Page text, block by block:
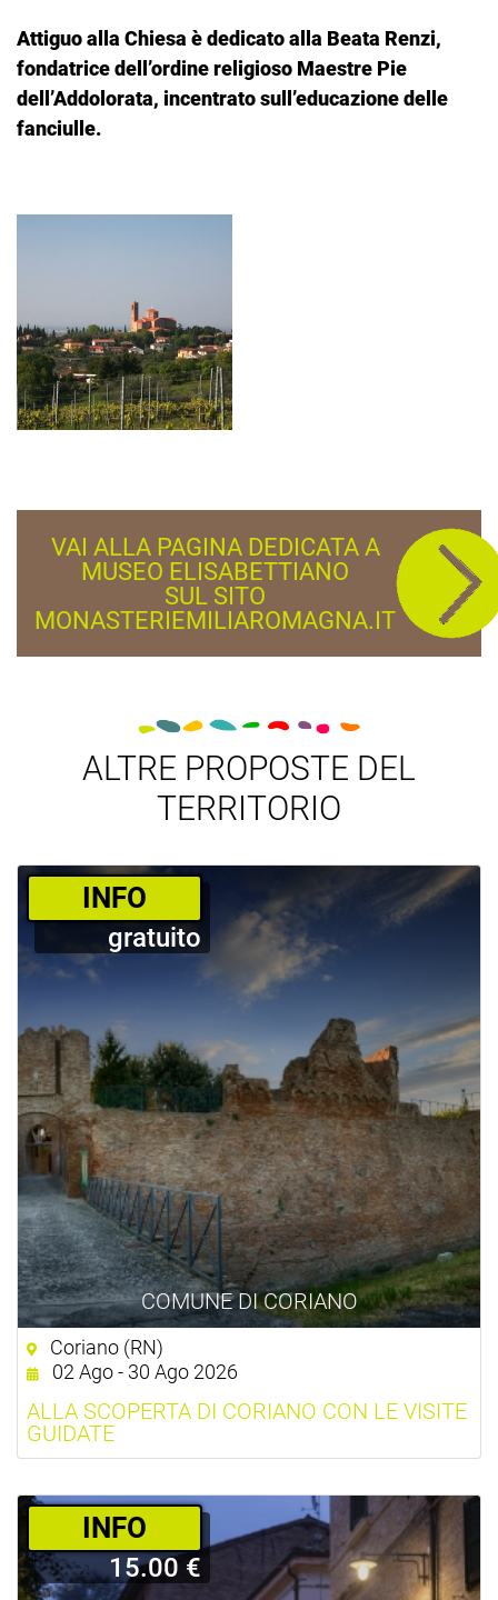
Attiguo alla Chiesa è dedicato alla Beata Renzi,
fondatrice dell’ordine religioso Maestre Pie
dell’Addolorata, incentrato sull’educazione delle
fanciulle.
VAI ALLA PAGINA DEDICATA A
MUSEO ELISABETTIANO
SUL SITO
MONASTERIEMILIAROMAGNA.IT
ALTRE PROPOSTE DEL
TERRITORIO
COMUNE DI CORIANO
­INFO
gratuito
Coriano (RN)
02 Ago - 30 Ago 2026
ALLA SCOPERTA DI CORIANO CON LE VISITE
GUIDATE
­INFO
15.00 €